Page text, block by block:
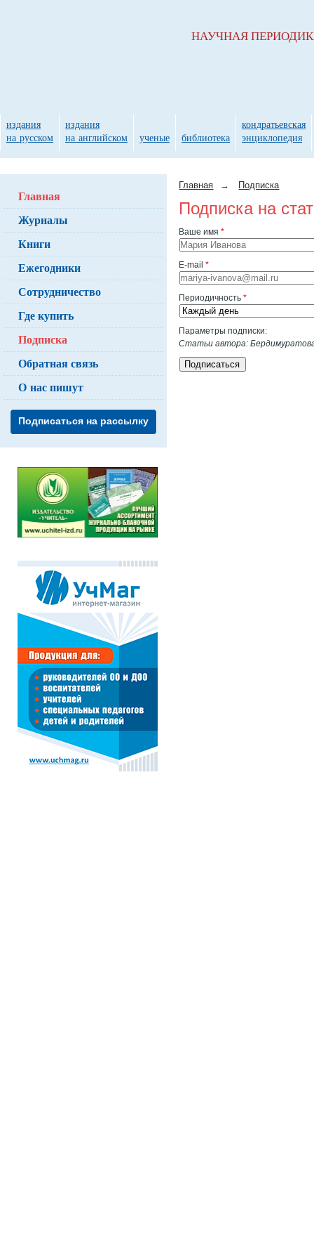
Главная → Подписка
Подписка на
Ваше имя*
E-mail*
Периодичность*
Параметры подписки:
Статьи автора:
Подписаться
Главная
Журналы
Книги
Ежегодники
Сотрудничество
Где купить
Подписка
Обратная связь
О нас пишут
Подписаться на рассылку
НАУЧНАЯ
издания
на русском
издания
на английском
ученые библиотека
кондратьевская
энциклопедия